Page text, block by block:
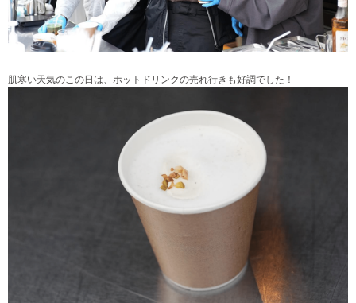
肌寒い天気のこの日は、ホットドリンクの売れ行きも好調でした！